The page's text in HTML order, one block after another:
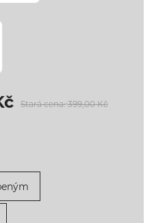
Stará cena: 399,00 Kč